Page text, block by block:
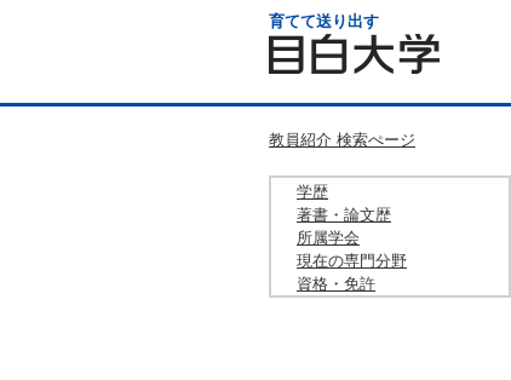
育てて送り出す
教員紹介 検索ぺージ
学歴
著書・論文歴
所属学会
現在の専門分野
資格・免許